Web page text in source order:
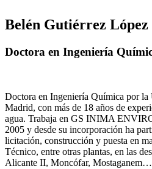
Belén Gutiérrez López
Doctora en Ingeniería
Doctora en Ingeniería Química por
Madrid, con más de 18 años de
agua. Trabaja en GS INIMA
2005 y desde su incorporación ha
licitación, construcción y puesta en
Técnico, entre otras plantas, en las
Alicante II, Moncófar, Mostaganem…